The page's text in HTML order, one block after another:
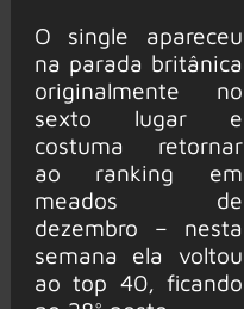
O single apareceu
na parada britânica
originalmente no
sexto lugar e
costuma retornar
ao ranking em
meados de
dezembro – nesta
semana ela voltou
ao top 40, ficando